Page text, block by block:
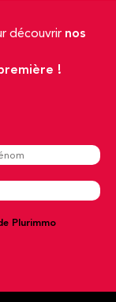
découvrir nos
!
Plurimmo